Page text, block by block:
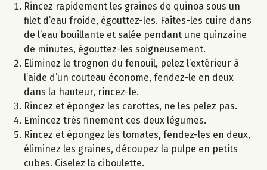
Rincez rapidement les graines de quinoa sous un
filet d’eau froide, égouttez-les. Faites-les cuire dans
de l’eau bouillante et salée pendant une quinzaine
de minutes, égouttez-les soigneusement.
Eliminez le trognon du fenouil, pelez l’extérieur à
l’aide d’un couteau économe, fendez-le en deux
dans la hauteur, rincez-le.
Rincez et épongez les carottes, ne les pelez pas.
Emincez très finement ces deux légumes.
Rincez et épongez les tomates, fendez-les en deux,
éliminez les graines, découpez la pulpe en petits
cubes. Ciselez la ciboulette.